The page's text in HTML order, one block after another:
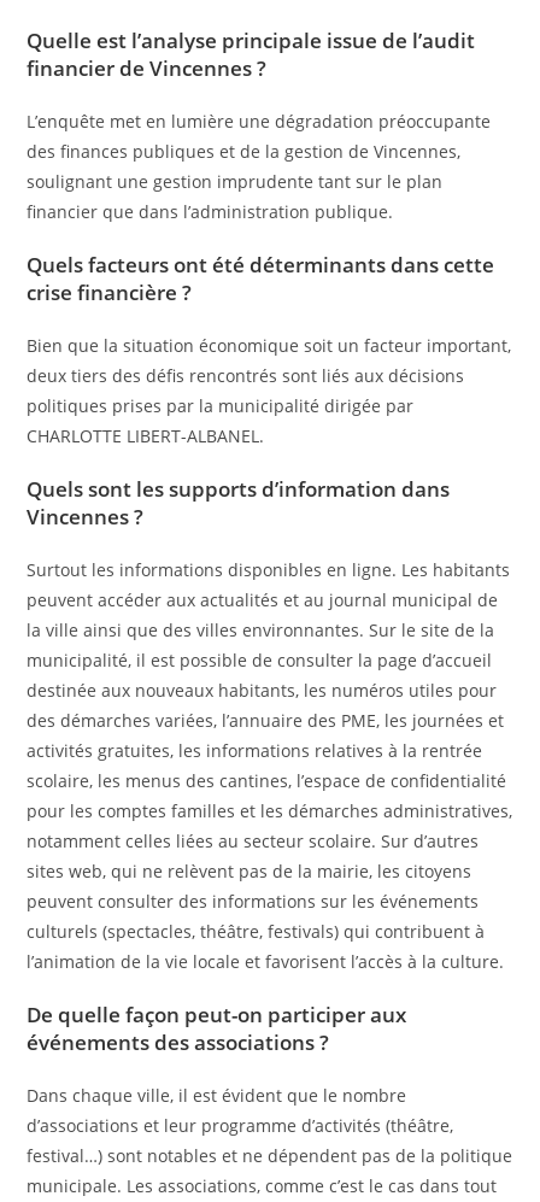
Quelle est l’analyse principale issue de l’audit
financier de Vincennes ?
L’enquête met en lumière une dégradation préoccupante
des finances publiques et de la gestion de Vincennes,
soulignant une gestion imprudente tant sur le plan
financier que dans l’administration publique.
Quels facteurs ont été déterminants dans cette
crise financière ?
Bien que la situation économique soit un facteur important,
deux tiers des défis rencontrés sont liés aux décisions
politiques prises par la municipalité dirigée par
CHARLOTTE LIBERT-ALBANEL.
Quels sont les supports d’information dans
Vincennes ?
Surtout les informations disponibles en ligne. Les habitants
peuvent accéder aux actualités et au journal municipal de
la ville ainsi que des villes environnantes. Sur le site de la
municipalité, il est possible de consulter la page d’accueil
destinée aux nouveaux habitants, les numéros utiles pour
des démarches variées, l’annuaire des PME, les journées et
activités gratuites, les informations relatives à la rentrée
scolaire, les menus des cantines, l’espace de confidentialité
pour les comptes familles et les démarches administratives,
notamment celles liées au secteur scolaire. Sur d’autres
sites web, qui ne relèvent pas de la mairie, les citoyens
peuvent consulter des informations sur les événements
culturels (spectacles, théâtre, festivals) qui contribuent à
l’animation de la vie locale et favorisent l’accès à la culture.
De quelle façon peut-on participer aux
événements des associations ?
Dans chaque ville, il est évident que le nombre
d’associations et leur programme d’activités (théâtre,
festival…) sont notables et ne dépendent pas de la politique
municipale. Les associations, comme c’est le cas dans tout